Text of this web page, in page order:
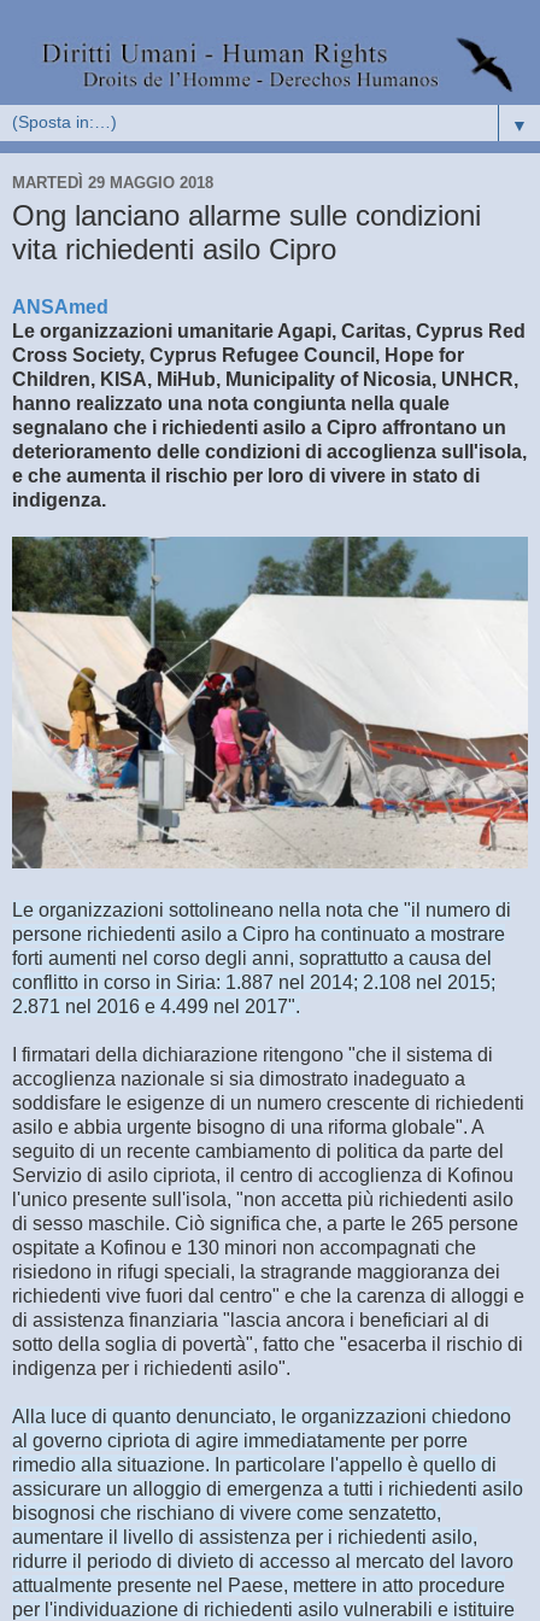
▼
MARTEDÌ 29 MAGGIO 2018
Ong lanciano allarme sulle condizioni
vita richiedenti asilo Cipro
ANSAmed
Le organizzazioni umanitarie Agapi, Caritas, Cyprus Red
Cross Society, Cyprus Refugee Council, Hope for
Children, KISA, MiHub, Municipality of Nicosia, UNHCR,
hanno realizzato una nota congiunta nella quale
segnalano che i richiedenti asilo a Cipro affrontano un
deterioramento delle condizioni di accoglienza sull'isola,
e che aumenta il rischio per loro di vivere in stato di
indigenza.
Le organizzazioni sottolineano nella nota che "il numero di
persone richiedenti asilo a Cipro ha continuato a mostrare
forti aumenti nel corso degli anni, soprattutto a causa del
conflitto in corso in Siria: 1.887 nel 2014; 2.108 nel 2015;
2.871 nel 2016 e 4.499 nel 2017".
I firmatari della dichiarazione ritengono "che il sistema di
accoglienza nazionale si sia dimostrato inadeguato a
soddisfare le esigenze di un numero crescente di richiedenti
asilo e abbia urgente bisogno di una riforma globale". A
seguito di un recente cambiamento di politica da parte del
Servizio di asilo cipriota, il centro di accoglienza di Kofinou
l'unico presente sull'isola, "non accetta più richiedenti asilo
di sesso maschile. Ciò significa che, a parte le 265 persone
ospitate a Kofinou e 130 minori non accompagnati che
risiedono in rifugi speciali, la stragrande maggioranza dei
richiedenti vive fuori dal centro" e che la carenza di alloggi e
di assistenza finanziaria "lascia ancora i beneficiari al di
sotto della soglia di povertà", fatto che "esacerba il rischio di
indigenza per i richiedenti asilo".
Alla luce di quanto denunciato, le organizzazioni chiedono
al governo cipriota di agire immediatamente per porre
rimedio alla situazione. In particolare l'appello è quello di
assicurare un alloggio di emergenza a tutti i richiedenti asilo
bisognosi che rischiano di vivere come senzatetto,
aumentare il livello di assistenza per i richiedenti asilo,
ridurre il periodo di divieto di accesso al mercato del lavoro
attualmente presente nel Paese, mettere in atto procedure
per l'individuazione di richiedenti asilo vulnerabili e istituire